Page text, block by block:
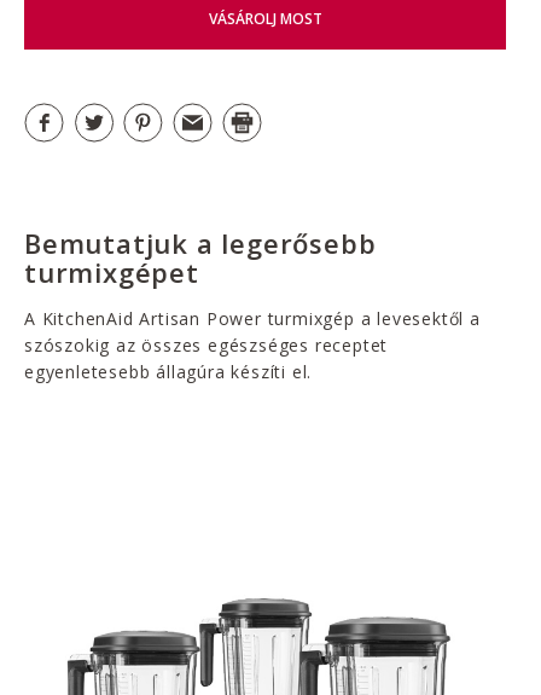
VÁSÁROLJ MOST
Bemutatjuk a legerősebb
turmixgépet
A KitchenAid Artisan Power turmixgép a levesektől a
szószokig az összes egészséges receptet
egyenletesebb állagúra készíti el.